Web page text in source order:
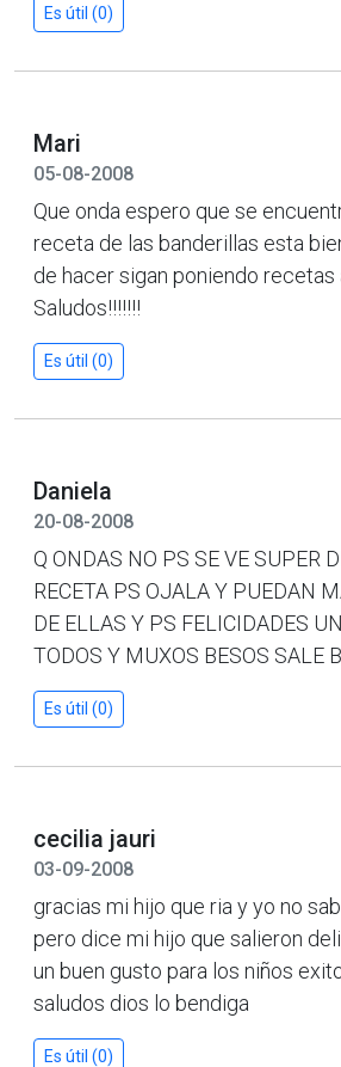
Es útil (0)
Mari
05-08-2008
Que onda espero que se
receta de las banderillas esta
de hacer sigan poniendo recetas
Saludos!!!!!!!
Es útil (0)
Daniela
20-08-2008
Q ONDAS NO PS SE VE SUPER
RECETA PS OJALA Y PUEDAN
DE ELLAS Y PS FELICIDADES
TODOS Y MUXOS BESOS SALE
Es útil (0)
cecilia jauri
03-09-2008
gracias mi hijo que ria y yo no
pero dice mi hijo que salieron
un buen gusto para los niños
saludos dios lo bendiga
Es útil (0)